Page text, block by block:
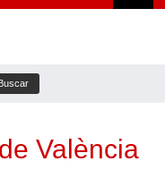
València